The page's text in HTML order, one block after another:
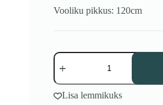
Vooliku pikkus: 120cm
Bideesegisti
Loop,
kogus
Lisa lemmikuks